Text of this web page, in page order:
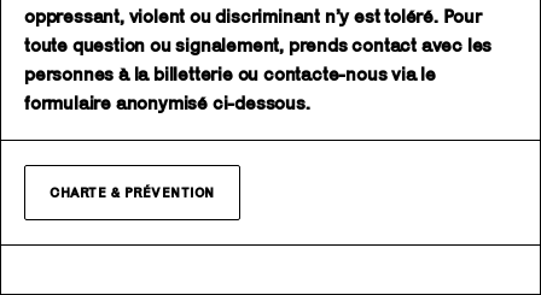
oppressant, violent ou discriminant n’y est toléré. Pour
toute question ou signalement, prends contact avec les
personnes à la billetterie ou contacte-nous via le
formulaire anonymisé ci-dessous.
CHARTE & PRÉVENTION